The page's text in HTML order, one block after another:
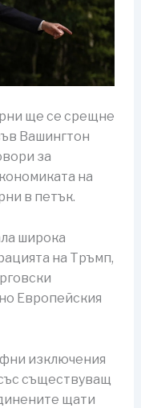
ще се срещне
Вашингтон
за
на
в петък.
широка
на Тръмп,
Европейския
изключения
съществуващ
щати